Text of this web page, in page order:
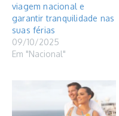
viagem nacional e
garantir tranquilidade nas
suas férias
09/10/2025
Em "Nacional"